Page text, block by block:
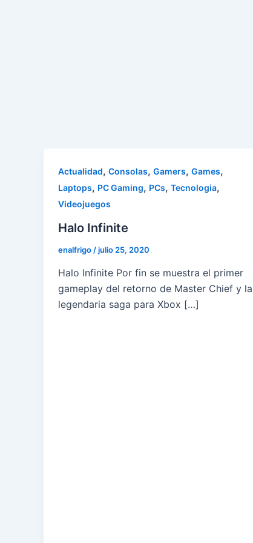
Actualidad, Consolas, Gamers, Games,
Laptops, PC Gaming, PCs, Tecnologia,
Videojuegos
Halo Infinite
enalfrigo /julio 25, 2020
Halo Infinite Por fin se muestra el primer
gameplay del retorno de Master Chief y la
legendaria saga para Xbox […]